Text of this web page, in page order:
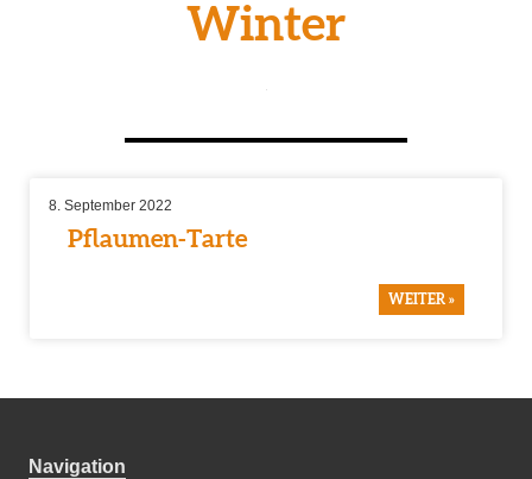
Winter
Pflaumen-Tarte
WEITER »
8. September 2022
Navigation